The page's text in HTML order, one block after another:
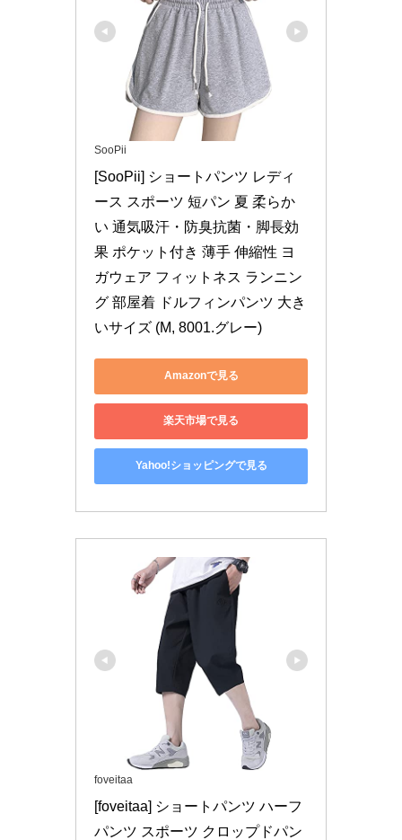
SooPii
[SooPii] ショートパンツ レディ
ース スポーツ 短パン 夏 柔らか
い 通気吸汗・防臭抗菌・脚長効
果 ポケット付き 薄手 伸縮性 ヨ
ガウェア フィットネス ランニン
グ 部屋着 ドルフィンパンツ 大き
いサイズ (M, 8001.グレー)
Amazonで見る
楽天市場で見る
Yahoo!ショッピングで見る
foveitaa
[foveitaa] ショートパンツ ハーフ
パンツ スポーツ クロップドパン